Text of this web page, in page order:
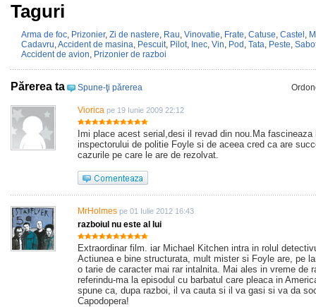
Taguri
Arma de foc, Prizonier, Zi de nastere, Rau, Vinovatie, Frate, Catuse, Castel ,
Cadavru,Accident de masina, Pescuit, Pilot, Inec, Vin, Pod , Tata, Peste,
Accident de avion, Prizonier de razboi
Părerea ta Spune-ţi părerea
Viorica pe 19 Iunie 2009 22:12
Imi place acest serial,desi il revad din nou.Ma
inspectorului de politie Foyle si de aceea cred ca are
cazurile pe care le are de rezolvat.
MrHolmes pe 01 Iulie 2012 16:43
razboiul nu este al lui
Extraordinar film. iar Michael Kitchen intra in rolul
Actiunea e bine structurata, mult mister si Foyle are, pe
o tarie de caracter mai rar intalnita. Mai ales in vreme de
referindu-ma la episodul cu barbatul care pleaca in
spune ca, dupa razboi, il va cauta si il va gasi si va da
Capodopera!